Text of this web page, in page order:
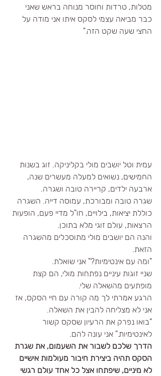
מטלות, טרדות וחוסר מנוחה בראש שאני
כבר מביאה עצמי לסקס איתו אני מודה על
החצי שעה שקט הזה."
עמית וטל יושבים מולי בקליניקה. זוג בשנות
החמישים, נשואים למעלה מעשרים שנה,
ארבעה ילדים, קריירה טובה ושגרה.
שגרה טובה ומבורכת, עמוסה דייה. השגרה
כוללת יציאות, בילויים, חו"ל מדיי פעם, הופעות
הרצאות, עולם זוגי מלא בתוכן.
והנה הם יושבים מולי מתוסכלים מהשגרה
הזאת.
"ומה עם אינטימיות?" אני שואלת.
שניי זוגות עיניים נפתחות מולי, הם קצת
מופתעים מהשאלה שלי.
הרגע אמרתי לך מה קורה עם חיי הסקס, אז
אני לא מצליחה להבין את השאלה.
"בואו נפרק את הרעיון שסקס קשור
לאינטימיות." אני עונה להם.
הדרך שלכם לשבור את השעמום, את שגרת
הסקס תהיה ביצירת חיבור מעולמות אישיים
לא מיניים, שיפתחו אצל כל אחד עולם רגשי